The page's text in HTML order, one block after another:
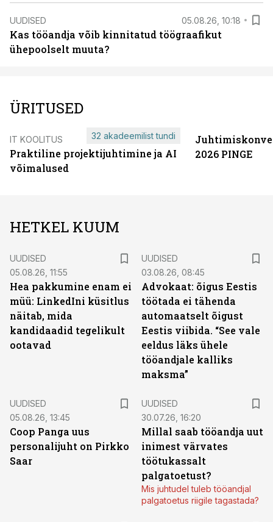
UUDISED 05.08.26, 10:18
Kas tööandja võib kinnitatud töögraafikut
ühepoolselt muuta?
ÜRITUSED
IT KOOLITUS
Praktiline projektijuhtimine ja AI
võimalused
32 akadeemilist tundi
2026 PINGE
HETKEL KUUM
UUDISED
05.08.26, 11:55
Hea pakkumine enam ei
müü: LinkedIni küsitlus
näitab, mida
kandidaadid tegelikult
ootavad
UUDISED
03.08.26, 08:45
Advokaat: õigus Eestis
töötada ei tähenda
automaatselt õigust
Eestis viibida. “See vale
eeldus läks ühele
tööandjale kalliks
maksma”
UUDISED
05.08.26, 13:45
Coop Panga uus
personalijuht on Pirkko
Saar
UUDISED
30.07.26, 16:20
Millal saab tööandja uut
inimest värvates
töötukassalt
palgatoetust?
Mis juhtudel tuleb tööandjal
palgatoetus riigile tagastada?